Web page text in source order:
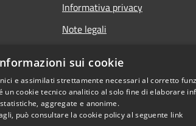
Informativa privacy
Note legali
sui cookie
e assimilati strettamente necessari al corretto
un cookie tecnico analitico al solo fine di elaborare
statistiche, aggregate e anonime.
può consultare la cookie policy al seguente link